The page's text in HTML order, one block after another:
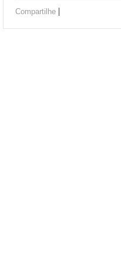
Compartilhe |